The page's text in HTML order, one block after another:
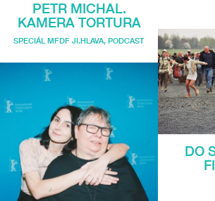
PETR MICHAL.
KAMERA TORTURA
SPECIÁL MFDF JI.HLAVA, PODCAST
DO